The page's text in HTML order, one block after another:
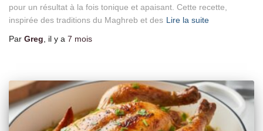
pour un résultat à la fois tonique et apaisant. Cette recette,
inspirée des traditions du Maghreb et des Lire la suite
Par Greg , il y a 7 mois